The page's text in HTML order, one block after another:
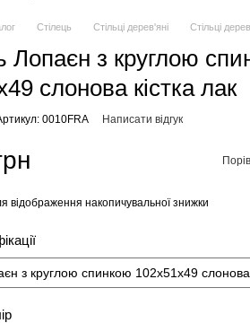
Стілець Стільці дерев'яні Стільці
Лопаєн з круглою
слонова кістка лак
0010FRA Написати відгук
відображення накопичувальної знижки